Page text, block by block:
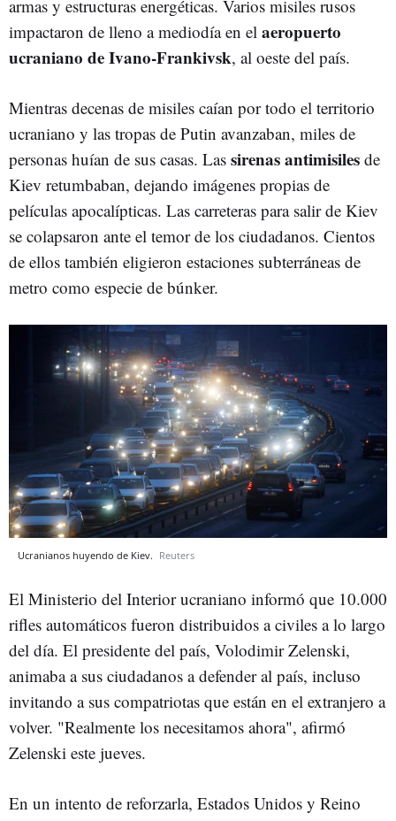
armas y estructuras energéticas. Varios misiles rusos
impactaron de lleno a mediodía en el aeropuerto
ucraniano de Ivano-Frankivsk, al oeste del país.
Mientras decenas de misiles caían por todo el territorio
ucraniano y las tropas de Putin avanzaban, miles de
personas huían de sus casas. Las sirenasantimisiles de
Kiev retumbaban, dejando imágenes propias de
películas apocalípticas. Las carreteras para salir de Kiev
se colapsaron ante el temor de los ciudadanos. Cientos
de ellos también eligieron estaciones subterráneas de
metro como especie de búnker.
Ucranianos huyendo de Kiev. Reuters
El Ministerio del Interior ucraniano informó que 10.000
rifles automáticos fueron distribuidos a civiles a lo largo
del día. El presidente del país, Volodimir Zelenski,
animaba a sus ciudadanos a defender al país, incluso
invitando a sus compatriotas que están en el extranjero a
volver. "Realmente los necesitamos ahora", afirmó
Zelenski este jueves.
En un intento de reforzarla, Estados Unidos y Reino